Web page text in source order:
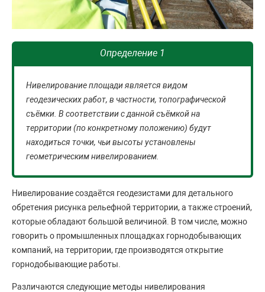
Определение 1
Нивелирование площади является видом
геодезических работ, в частности, топографической
съёмки. В соответствии с данной съёмкой на
территории (по конкретному положению) будут
находиться точки, чьи высоты установлены
геометрическим нивелированием.
Нивелирование создаётся геодезистами для детального
обретения рисунка рельефной территории, а также строений,
которые обладают большой величиной. В том числе, можно
говорить о промышленных площадках горнодобывающих
компаний, на территории, где производятся открытие
горнодобывающие работы.
Различаются следующие методы нивелирования